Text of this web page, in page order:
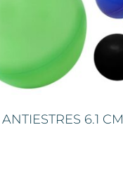
6.1 CM